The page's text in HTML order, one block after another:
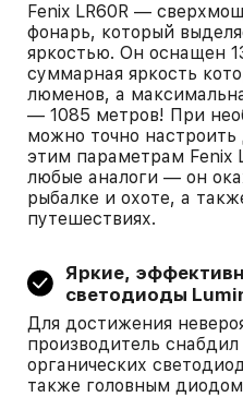
Fenix LR60R —
фонарь, который
яркостью. Он оснащен
суммарная яркость
люменов, а
— 1085 метров! При
можно точно настроить
этим параметрам Fenix
любые аналоги — он
рыбалке и охоте, а
путешествиях.
Яркие,
светодиоды
Для достижения
производитель
органических
также головным